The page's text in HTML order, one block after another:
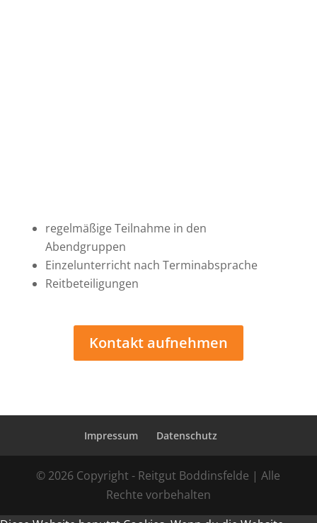
regel­mäßige Teil­nahme in den
Abendgruppen
Ein­zel­un­ter­richt nach Ter­min­ab­sprache
Reit­be­tei­li­gungen
Kontakt auf­nehmen
Impressum Daten­schutz
© 2026 Copyright - Reitgut Boddinsfelde | Alle
Rechte vorbehalten